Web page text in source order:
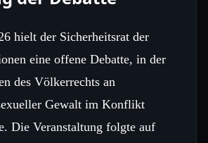
hielt der Sicherheitsrat der
eine offene Debatte, in der
des Völkerrechts an
Gewalt im Konflikt
Die Veranstaltung folgte auf